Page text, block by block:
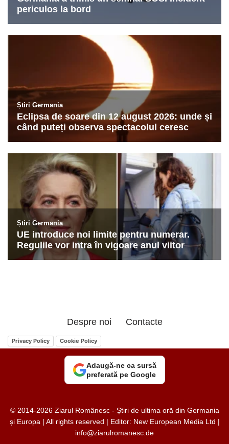
Despre noi Contacte
Privacy Policy Cookie Policy
Adaugă-ne ca sursă
preferată pe Google
© 2014-2026 Ziarul Românesc - Știri de ultima oră din Germania
și Europa | All rights reserved | Editor: New European Media Ltd |
info@ziarulromanesc.de